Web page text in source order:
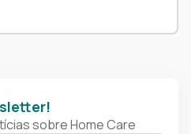
sobre Home Care